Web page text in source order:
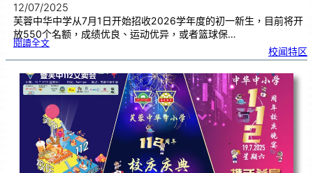
12/07/2025
芙蓉中华中学从7月1日开始招收2026学年度的初一新生，目前将开
放550个名额，成绩优良、运动优异，或者篮球保…
閱讀全文:芙
收
一
新
生
|呼
吁
长
尽
早
报
名
校闻特区